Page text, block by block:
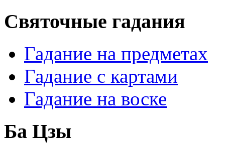
Святочные гадания
Гадание на предметах
Гадание с картами
Гадание на воске
Ба Цзы